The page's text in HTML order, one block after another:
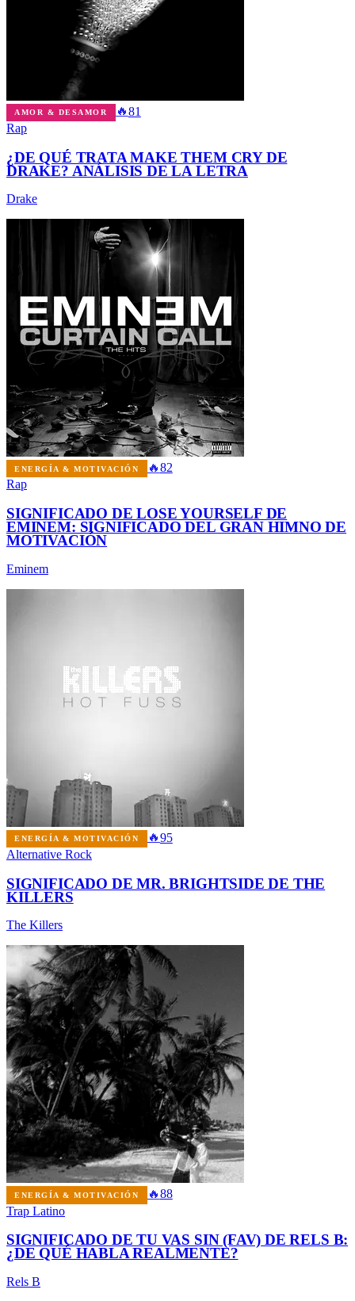
AMOR & DESAMOR 🔥81
Rap
¿DE QUÉ TRATA MAKE THEM CRY DE
DRAKE? ANÁLISIS DE LA LETRA
Drake
ENERGÍA & MOTIVACIÓN 🔥82
Rap
SIGNIFICADO DE LOSE YOURSELF DE
EMINEM: SIGNIFICADO DEL GRAN HIMNO DE
MOTIVACIÓN
Eminem
ENERGÍA & MOTIVACIÓN 🔥95
Alternative Rock
SIGNIFICADO DE MR. BRIGHTSIDE DE THE
KILLERS
The Killers
ENERGÍA & MOTIVACIÓN 🔥88
Trap Latino
SIGNIFICADO DE TU VAS SIN (FAV) DE RELS B:
¿DE QUÉ HABLA REALMENTE?
Rels B